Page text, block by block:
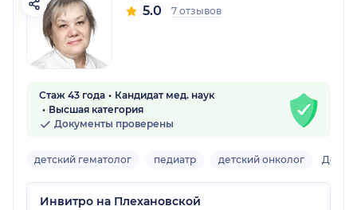
5.0 7 отзывов
Стаж 43 года
Кандидат мед. наук
Высшая категория
Документы проверены
детский гематолог педиатр детский онколог
Инвитро на Плехановской